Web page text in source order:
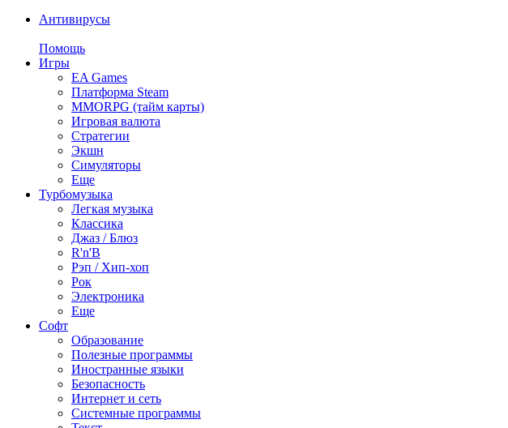
Антивирусы
Помощь
Игры
EA Games
Платформа Steam
MMORPG (тайм карты)
Игровая валюта
Стратегии
Экшн
Симуляторы
Еще
Турбомузыка
Легкая музыка
Классика
Джаз / Блюз
R'n'B
Рэп / Хип-хоп
Рок
Электроника
Еще
Софт
Образование
Полезные программы
Иностранные языки
Безопасность
Интернет и сеть
Системные программы